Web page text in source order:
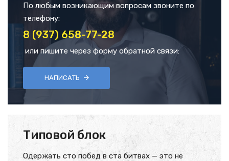
По любым возникающим вопросам звоните по
телефону:
8 (937) 658-77-28
или пишите через форму обратной связи:
НАПИСАТЬ
Типовой блок
Одержать сто побед в ста битвах — это не